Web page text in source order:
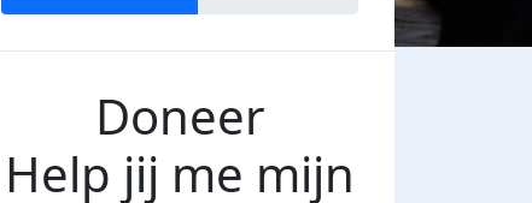
Doneer
Help jij me mijn